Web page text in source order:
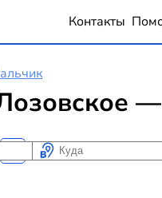
Контакты
Куда